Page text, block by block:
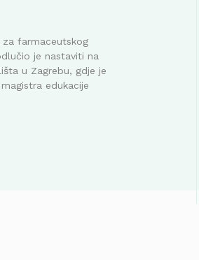
za farmaceutskog
je nastaviti na
u Zagrebu, gdje je
edukacije